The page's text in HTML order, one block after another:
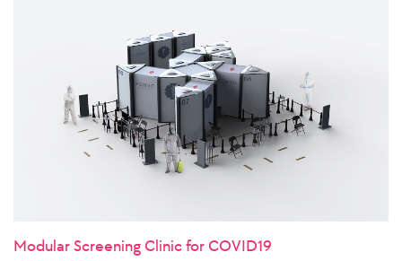
Modular Screening Clinic for COVID19